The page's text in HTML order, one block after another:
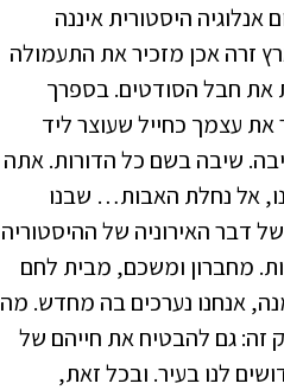
היסטורית איננה
זרה אכן מזכיר את התעמולה
את חבל הסודטים. בספרך
עצמך כחייל שעוצר ליד
שיבה בשם כל הדורות. אתה
אל נחלת האבות… שבנו
דבר האירוניה של ההיסטוריה
מחברון ומשכם, מבית לחם
אנחנו נערכים בה מחדש. מה
זה: גם להבטיח את חייהם של
לנו בעיר. ובכל זאת,